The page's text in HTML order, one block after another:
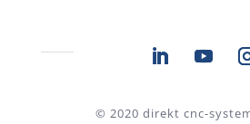
© 2020 direkt cnc-